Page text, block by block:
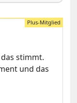
stimmt.
und das